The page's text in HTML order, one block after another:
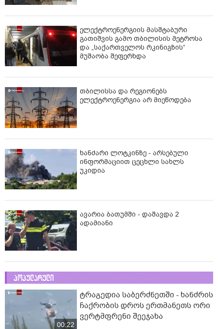
ელექტროენერგიის მასშტაბური
გათიშვის გამო თბილისის მეტროსა
და „საქართველოს რკინიგზის“
მუშაობა შეფერხდა
თბილისსა და რეგიონებს
ელექტროენერგია არ მიეწოდება
ხანძარი ლოტკინზე - არსებული
ინფორმაციით ცეცხლი სახლს
უკიდია
ავარია ბათუმში - დაშავდა 2
ადამიანი
პოპულარული
00:22
ტრაგედია საბერძნეთში - ხანძრის
ჩაქრობის დროს ერთმანეთს ორი
ვერტმფრენი შეეჯახა